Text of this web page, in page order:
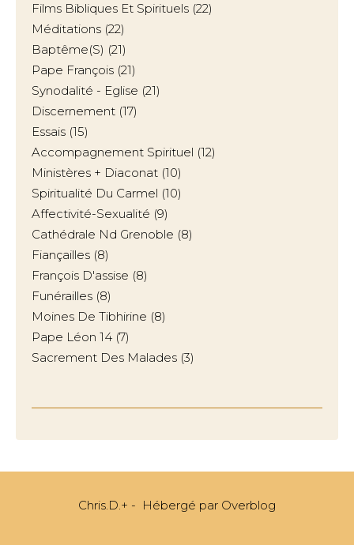
Films Bibliques Et Spirituels (22)
Méditations (22)
Baptême(s) (21)
Pape François (21)
Synodalité - Eglise (21)
Discernement (17)
Essais (15)
Accompagnement Spirituel (12)
Ministères + Diaconat (10)
Spiritualité Du Carmel (10)
Affectivité-Sexualité (9)
Cathédrale Nd Grenoble (8)
Fiançailles (8)
François D'assise (8)
Funérailles (8)
Moines De Tibhirine (8)
Pape Léon 14 (7)
Sacrement Des Malades (3)
Chris.D.+ - Hébergé par Overblog